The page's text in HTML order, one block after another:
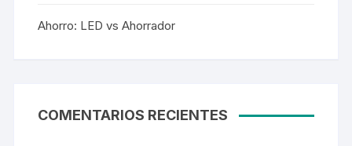
Ahorro: LED vs Ahorrador
COMENTARIOS RECIENTES